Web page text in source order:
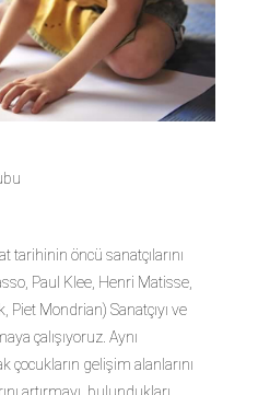
tarihinin öncü sanatçılarını
Paul Klee, Henri Matisse,
Piet Mondrian) Sanatçıyı ve
çalışıyoruz. Aynı
çocukların gelişim alanlarını